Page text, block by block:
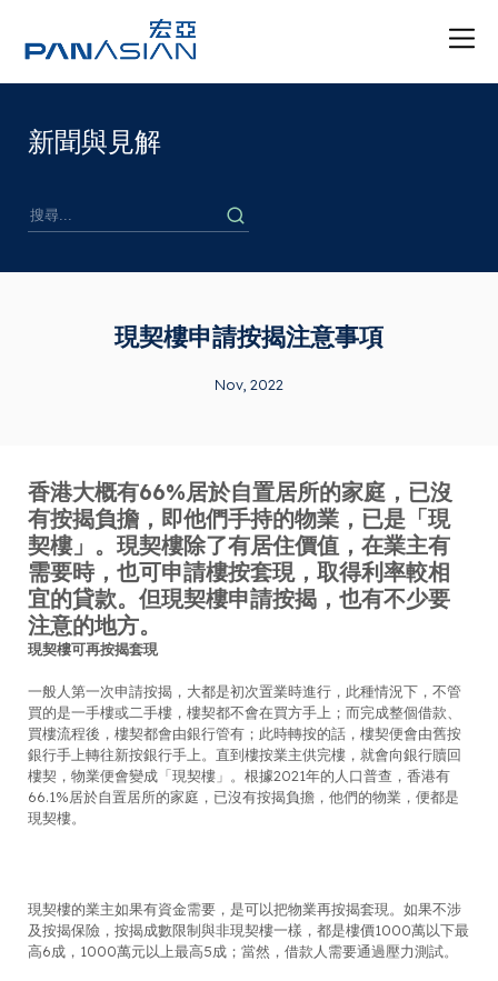
新聞與見解
現契樓申請按揭注意事項
Nov, 2022
香港大概有66%居於自置居所的家庭，已沒
有按揭負擔，即他們手持的物業，已是「現
契樓」。現契樓除了有居住價值，在業主有
需要時，也可申請樓按套現，取得利率較相
宜的貸款。但現契樓申請按揭，也有不少要
注意的地方。
現契樓可再按揭套現
一般人第一次申請按揭，大都是初次置業時進行，此種情況下，不管
買的是一手樓或二手樓，樓契都不會在買方手上；而完成整個借款、
買樓流程後，樓契都會由銀行管有；此時轉按的話，樓契便會由舊按
銀行手上轉往新按銀行手上。直到樓按業主供完樓，就會向銀行贖回
樓契，物業便會變成「現契樓」。根據2021年的人口普查，香港有
66.1%居於自置居所的家庭，已沒有按揭負擔，他們的物業，便都是
現契樓。
現契樓的業主如果有資金需要，是可以把物業再按揭套現。如果不涉
及按揭保險，按揭成數限制與非現契樓一樣，都是樓價1000萬以下最
高6成，1000萬元以上最高5成；當然，借款人需要通過壓力測試。